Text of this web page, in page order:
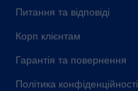
Питання та відповіді
Корп клієнтам
Гарантія та повернення
Політика конфіденційності